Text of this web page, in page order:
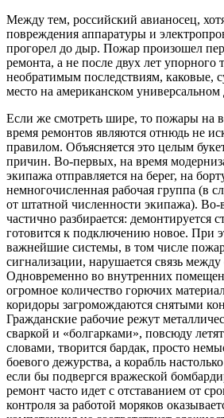
Между тем, российский авианосец,
повреждения аппаратуры и
прогорел до дыр. Пожар произошел
ремонта, а не после двух лет упорного
необратимым последствиям, каковые,
место на американском универсальном
Если же смотреть шире, то пожары на
время ремонтов являются отнюдь не
правилом. Объясняется это целым
причин. Во-первых, на время
экипажа отправляется на берег, на
немногочисленная рабочая группа (в
от штатной численности экипажа). Во-
частично разбирается: демонтируется
готовится к подключению новое. При
важнейшие системы, в том числе
сигнализации, нарушается связь между
Одновременно во внутренних
огромное количество горючих
коридоры загромождаются снятыми
Гражданские рабочие режут
сваркой и «болгарками», повсюду
словами, творится бардак, просто
боевого дежурства, а корабль
если бы подвергся вражеской
ремонт часто идет с отставанием от
контроля за работой моряков